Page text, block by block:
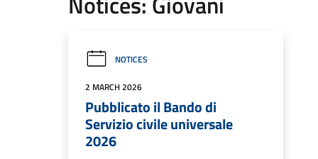
NOTICES
2 MARCH 2026
Pubblicato il Bando di
Servizio civile universale
2026